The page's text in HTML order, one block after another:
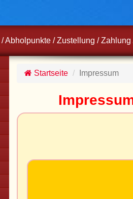
/Abholpunkte / Zustellung / Zahlung
Startseite Impressum